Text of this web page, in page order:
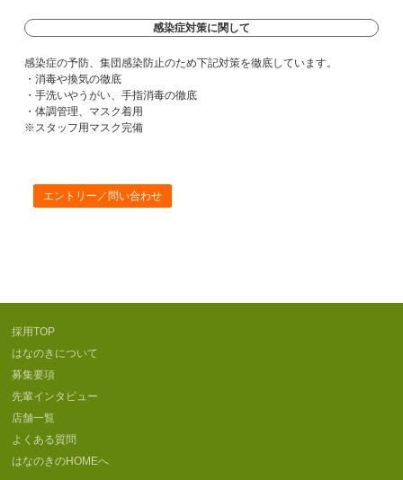
感染症対策に関して
感染症の予防、集団感染防止のため下記対策を徹底しています。
・消毒や換気の徹底
・手洗いやうがい、手指消毒の徹底
・体調管理、マスク着用
※スタッフ用マスク完備
エントリー／問い合わせ
採用TOP
はなのきについて
募集要項
先輩インタビュー
店舗一覧
よくある質問
はなのきのHOMEへ